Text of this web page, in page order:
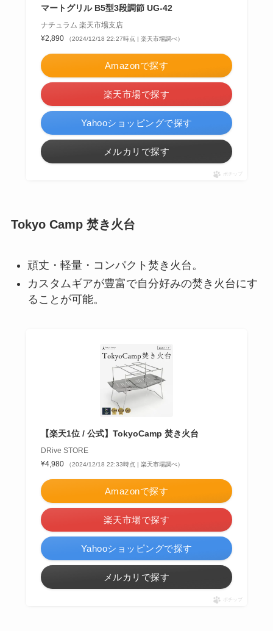
マートグリル B5型3段調節 UG-42
ナチュラム 楽天市場支店
¥2,890
（2024/12/18 22:27時点 | 楽天市場調べ）
Amazonで探す
楽天市場で探す
Yahooショッピングで探す
メルカリで探す
ポチップ
Tokyo Camp 焚き火台
頑丈・軽量・コンパクト焚き火台。
カスタムギアが豊富で自分好みの焚き火台にす
ることが可能。
【楽天1位 / 公式】TokyoCamp 焚き火台
DRive STORE
¥4,980
（2024/12/18 22:33時点 | 楽天市場調べ）
Amazonで探す
楽天市場で探す
Yahooショッピングで探す
メルカリで探す
ポチップ